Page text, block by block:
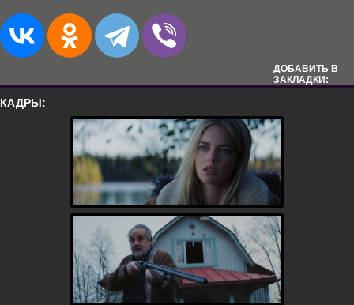
ДОБАВИТЬ В
ЗАКЛАДКИ:
КАДРЫ: